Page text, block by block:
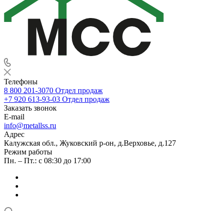
Телефоны
8 800 201-3070 Отдел продаж
+7 920 613-93-03 Отдел продаж
Заказать звонок
E-mail
info@metallss.ru
Адрес
Калужская обл., Жуковский р-он, д.Верховье, д.127
Режим работы
Пн. – Пт.: с 08:30 до 17:00